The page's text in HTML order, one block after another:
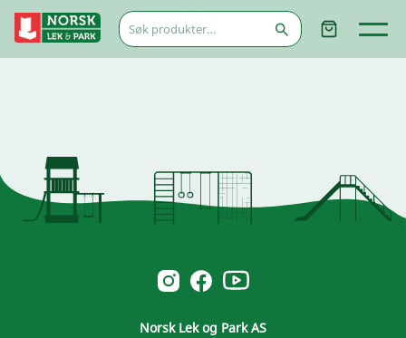
Søk
etter:
Norsk Leg & Park instagram
Norsk Leg & Park facebook
Norsk Leg & Park youtube
Norsk Lek og Park AS